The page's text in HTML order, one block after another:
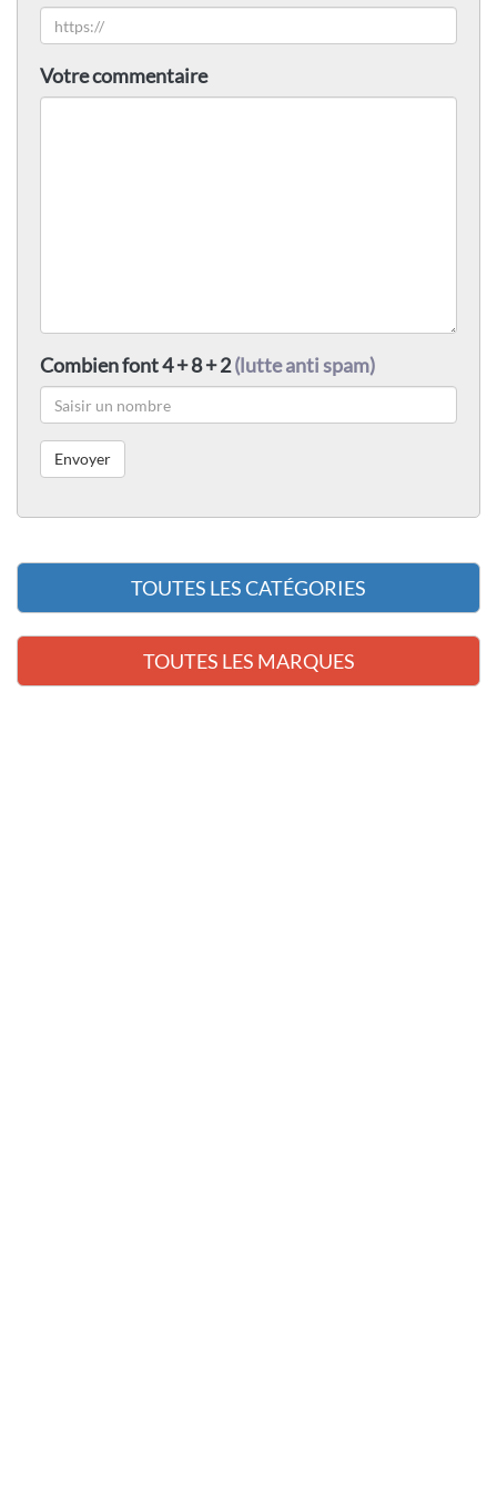
Votre commentaire
Combien font 4 + 8 + 2(lutte anti spam)
TOUTES LES CATÉGORIES
TOUTES LES MARQUES